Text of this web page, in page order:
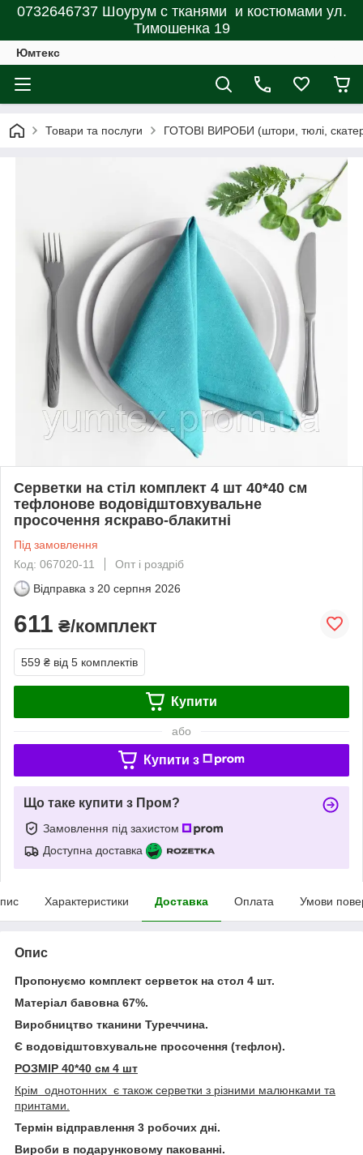
0732646737 Шоурум с тканями и костюмами ул.
Тимошенка 19
Юмтекс
Товари та послуги ГОТОВІ ВИРОБИ (штори, тюлі,
Серветки на стіл комплект 4 шт 40*40 см
тефлонове водовідштовхувальне
просочення яскраво-блакитні
Під замовлення
Код: 067020-11
Опт і роздріб
Відправка з 20 серпня 2026
611 ₴/комплект
559 ₴ від 5 комплектів
Купити
або
Купити з
Що таке купити з Пром?
Замовлення під захистом
Доступна доставка
Характеристики Доставка Оплата Умови
Опис
Пропонуємо комплект серветок на стол 4 шт.
Матеріал бавовна 67%.
Виробництво тканини Туреччина.
Є водовідштовхувальне просочення (тефлон).
РОЗМІР 40*40 см 4 шт
Крім однотонних є також серветки з різними малюнками та
принтами.
Термін відправлення 3 робочих дні.
Вироби в подарунковому пакованні.